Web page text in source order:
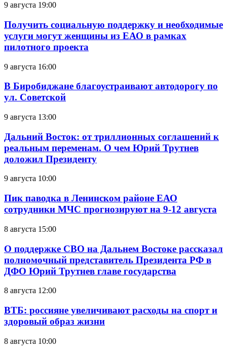
9 августа 19:00
Получить социальную поддержку и необходимые
услуги могут женщины из ЕАО в рамках
пилотного проекта
9 августа 16:00
В Биробиджане благоустраивают автодорогу по
ул. Советской
9 августа 13:00
Дальний Восток: от триллионных соглашений к
реальным переменам. О чем Юрий Трутнев
доложил Президенту
9 августа 10:00
Пик паводка в Ленинском районе ЕАО
сотрудники МЧС прогнозируют на 9-12 августа
8 августа 15:00
О поддержке СВО на Дальнем Востоке рассказал
полномочный представитель Президента РФ в
ДФО Юрий Трутнев главе государства
8 августа 12:00
ВТБ: россияне увеличивают расходы на спорт и
здоровый образ жизни
8 августа 10:00